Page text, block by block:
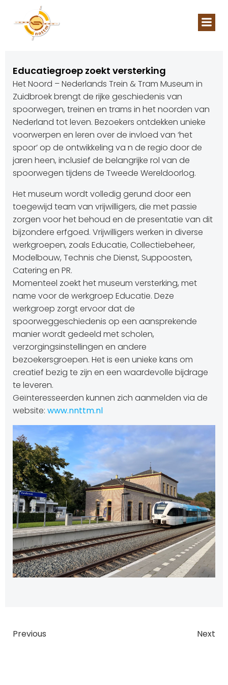
Educatiegroep zoekt versterking
Het Noord – Nederlands Trein & Tram Museum in
Zuidbroek brengt de rijke geschiedenis van
spoorwegen, treinen en trams in het noorden van
Nederland tot leven. Bezoekers ontdekken unieke
voorwerpen en leren over de invloed van ‘het
spoor’ op de ontwikkeling va n de regio door de
jaren heen, inclusief de belangrijke rol van de
spoorwegen tijdens de Tweede Wereldoorlog.
Het museum wordt volledig gerund door een
toegewijd team van vrijwilligers, die met passie
zorgen voor het behoud en de presentatie van dit
bijzondere erfgoed. Vrijwilligers werken in diverse
werkgroepen, zoals Educatie, Collectiebeheer,
Modelbouw, Technis che Dienst, Suppoosten,
Catering en PR.
Momenteel zoekt het museum versterking, met
name voor de werkgroep Educatie. Deze
werkgroep zorgt ervoor dat de
spoorweggeschiedenis op een aansprekende
manier wordt gedeeld met scholen,
verzorgingsinstellingen en andere
bezoekersgroepen. Het is een unieke kans om
creatief bezig te zijn en een waardevolle bijdrage
te leveren.
Geïnteresseerden kunnen zich aanmelden via de
website: www.nnttm.nl
Bericht
Previous Next